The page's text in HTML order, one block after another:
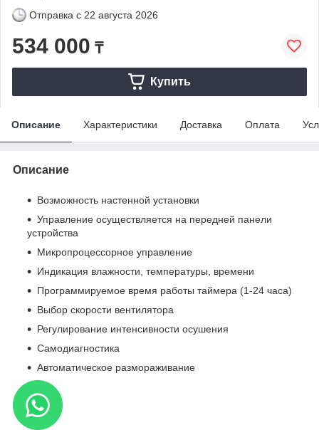
Отправка с 22 августа 2026
534 000 ₸
Купить
Описание Характеристики Доставка Оплата
Описание
Возможность настенной установки
Управление осуществляется на передней панели
устройства
Микропроцессорное управление
Индикация влажности, температуры, времени
Программируемое время работы таймера (1-24 часа)
Выбор скорости вентилятора
Регулирование интенсивности осушения
Самодиагностика
Автоматическое размораживание